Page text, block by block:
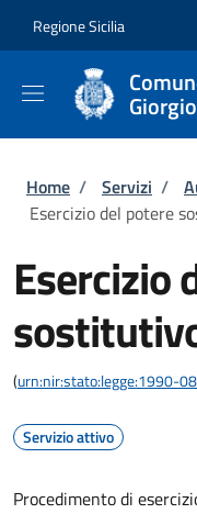
Regione Sicilia
Giorgio
Briciole di
Home / Servizi /
Esercizio del potere
Esercizio
(urn:nir:stato:legge:1990-
Servizio attivo
Procedimento di